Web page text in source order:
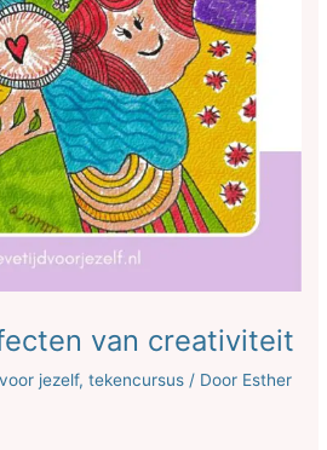
van creativiteit
jezelf,tekencursus / Door Esther